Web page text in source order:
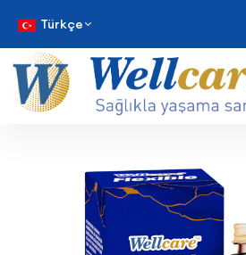
Türkçe
Wellcare Flexible